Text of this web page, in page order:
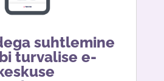
suhtlemine
turvalise e-